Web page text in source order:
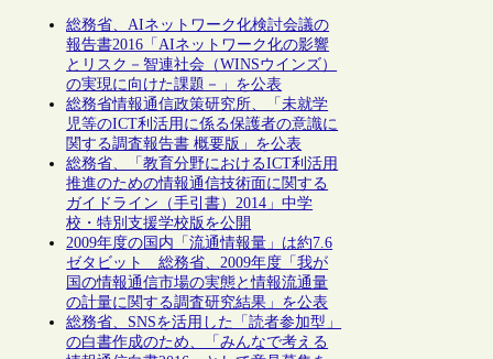
総務省、AIネットワーク化検討会議の
報告書2016「AIネットワーク化の影響
とリスク－智連社会（WINSウインズ）
の実現に向けた課題－」を公表
総務省情報通信政策研究所、「未就学
児等のICT利活用に係る保護者の意識に
関する調査報告書 概要版」を公表
総務省、「教育分野におけるICT利活用
推進のための情報通信技術面に関する
ガイドライン（手引書）2014」中学
校・特別支援学校版を公開
2009年度の国内「流通情報量」は約7.6
ゼタビット 総務省、2009年度「我が
国の情報通信市場の実態と情報流通量
の計量に関する調査研究結果」を公表
総務省、SNSを活用した「読者参加型」
の白書作成のため、「みんなで考える